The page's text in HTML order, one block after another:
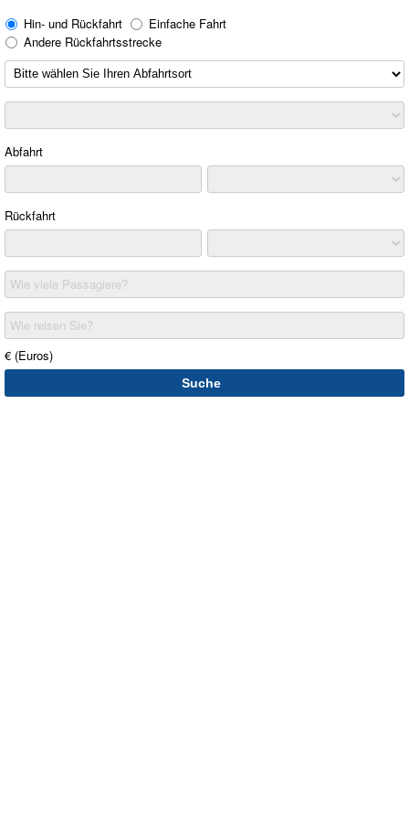
Hin- und Rückfahrt
Einfache Fahrt
Andere Rückfahrtsstrecke
Abfahrt
Rückfahrt
Wie viele Passagiere?
Wie reisen Sie?
€ (Euros)
Suche